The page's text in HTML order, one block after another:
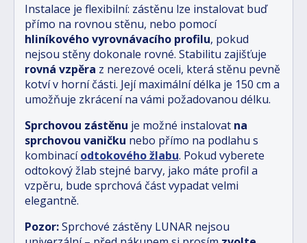
Instalace je flexibilní: zástěnu lze instalovat buď
přímo na rovnou stěnu, nebo pomocí
hliníkového vyrovnávacího profilu, pokud
nejsou stěny dokonale rovné. Stabilitu zajišťuje
rovná vzpěra z nerezové oceli, která stěnu pevně
kotví v horní části. Její maximální délka je 150 cm a
umožňuje zkrácení na vámi požadovanou délku.
Sprchovou zástěnu je možné instalovat na
sprchovou vaničku nebo přímo na podlahu s
kombinací odtokového žlabu. Pokud vyberete
odtokový žlab stejné barvy, jako máte profil a
vzpěru, bude sprchová část vypadat velmi
elegantně.
Pozor:Sprchové zástěny LUNAR nejsou